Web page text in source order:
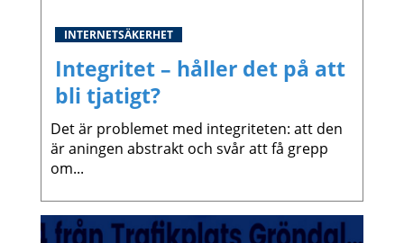
INTERNETSÄKERHET
Integritet – håller det på att
bli tjatigt?
Det är problemet med integriteten: att den
är aningen abstrakt och svår att få grepp
om...